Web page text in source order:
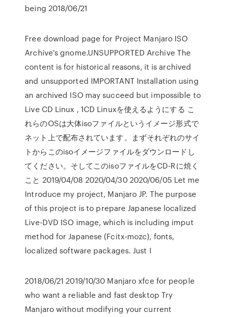
being 2018/06/21
Free download page for Project Manjaro ISO
Archive's gnome.UNSUPPORTED Archive The
content is for historical reasons, it is archived
and unsupported IMPORTANT Installation using
an archived ISO may succeed but impossible to
Live CD Linux , 1CD Linuxを使えるようにする こ
れらのOSは大体isoファイルというイメージ形式で
ネット上で配布されています。まずそれぞれのサイ
トからこのisoイメージファイルをダウンロードし
てください。そしてこのisoファイルをCD-Rに焼く
こと 2019/04/08 2020/04/30 2020/06/05 Let me
Introduce my project, Manjaro JP. The purpose
of this project is to prepare Japanese localized
Live-DVD ISO image, which is including imput
method for Japanese (Fcitx-mozc), fonts,
localized software packages. Just I
2018/06/21 2019/10/30 Manjaro xfce for people
who want a reliable and fast desktop Try
Manjaro without modifying your current